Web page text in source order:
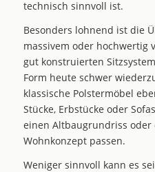
technisch sinnvoll ist.
Besonders lohnend ist die
massivem oder hochwertig
gut konstruierten
Form heute schwer
klassische Polstermöbel
Stücke, Erbstücke oder
einen Altbaugrundriss oder
Wohnkonzept passen.
Weniger sinnvoll kann es